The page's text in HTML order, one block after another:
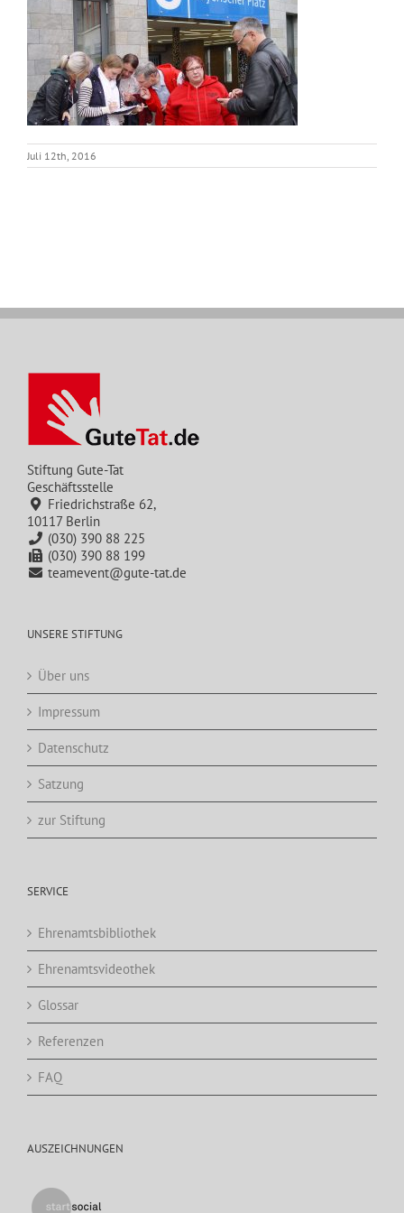
Juli 12th, 2016
Stiftung Gute-Tat
Geschäftsstelle
Friedrichstraße 62,
10117 Berlin
(030) 390 88 225
(030) 390 88 199
teamevent@gute-tat.de
UNSERE STIFTUNG
Über uns
Impressum
Datenschutz
Satzung
zur Stiftung
SERVICE
Ehrenamtsbibliothek
Ehrenamtsvideothek
Glossar
Referenzen
FAQ
AUSZEICHNUNGEN